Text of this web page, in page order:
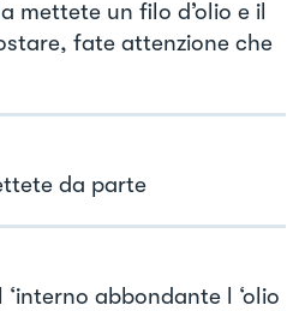
mettete un filo d’olio e il
fate attenzione che
da parte
abbondante l ‘olio